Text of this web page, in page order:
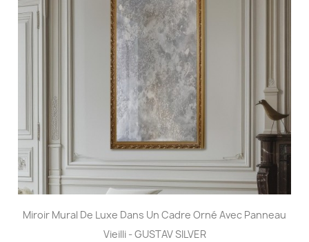
Miroir Mural De Luxe Dans Un Cadre Orné Avec Panneau
Vieilli - GUSTAV SILVER